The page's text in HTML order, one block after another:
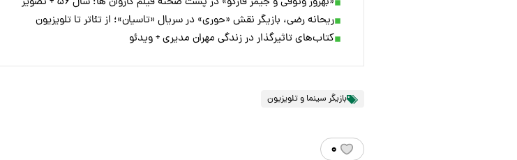
ریحانه رضی، بازیگر نقش «حوری» در سریال «تاسیان»؛ از تئاتر تا تلویزیون
کتاب‌های تاثیرگذار در زندگی مهران مدیری + ویدئو
بازیگر سینما و تلویزیون
۰